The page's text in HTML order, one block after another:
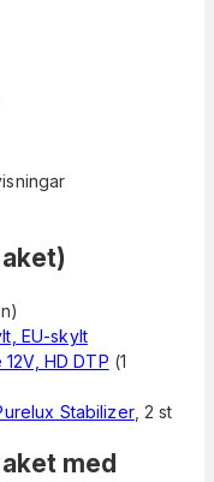
EU-skylt
HD DTP (1
Stabilizer, 2 st
med